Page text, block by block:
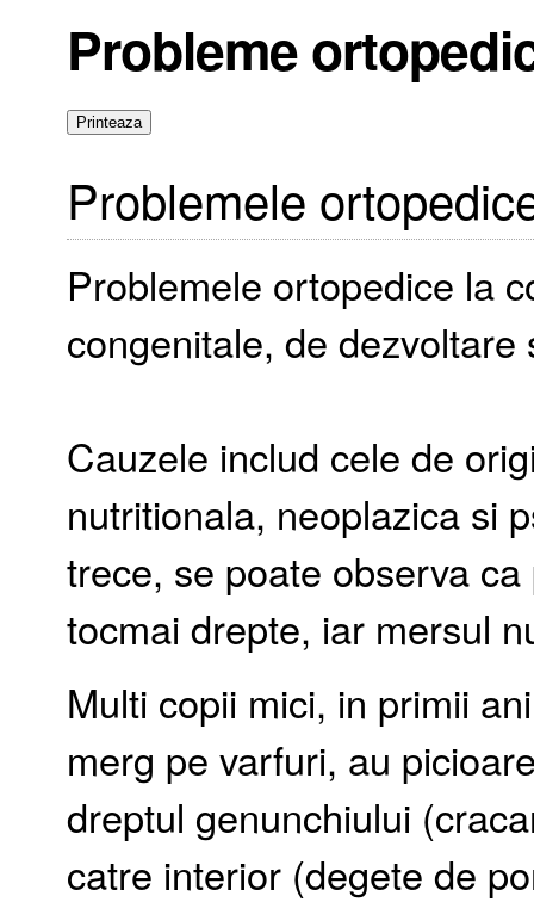
Probleme
Problemele
Problemele ortopedice la
congenitale, de dezvoltare
Cauzele includ cele de
nutritionala, neoplazica si
trece, se poate observa
tocmai drepte, iar mersul
Multi copii mici, in primii
merg pe varfuri, au
dreptul genunchiului
catre interior (degete de